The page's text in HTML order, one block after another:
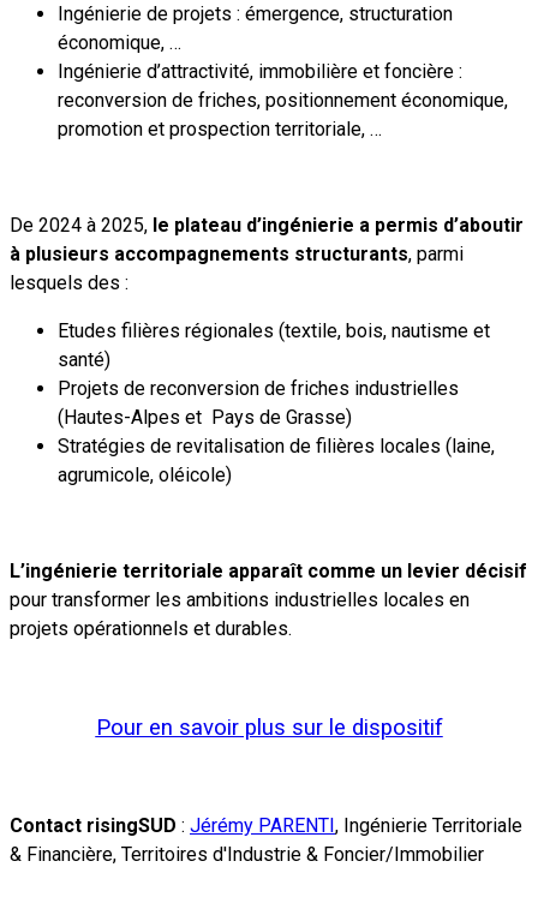
Ingénierie de projets : émergence, structuration
économique, …
Ingénierie d’attractivité, immobilière et foncière :
reconversion de friches, positionnement économique,
promotion et prospection territoriale, …
De 2024 à 2025, le plateau d’ingénierie a permis d’aboutir
à plusieurs accompagnements structurants, parmi
lesquels des :
Etudes filières régionales (textile, bois, nautisme et
santé)
Projets de reconversion de friches industrielles
(Hautes-Alpes et Pays de Grasse)
Stratégies de revitalisation de filières locales (laine,
agrumicole, oléicole)
L’ingénierie territoriale apparaît comme un levier décisif
pour transformer les ambitions industrielles locales en
projets opérationnels et durables.
Pour en savoir plus sur le dispositif
Contact risingSUD : Jérémy PARENTI, Ingénierie Territoriale
& Financière, Territoires d'Industrie & Foncier/Immobilier